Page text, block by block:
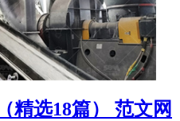
精选18篇） 范文网